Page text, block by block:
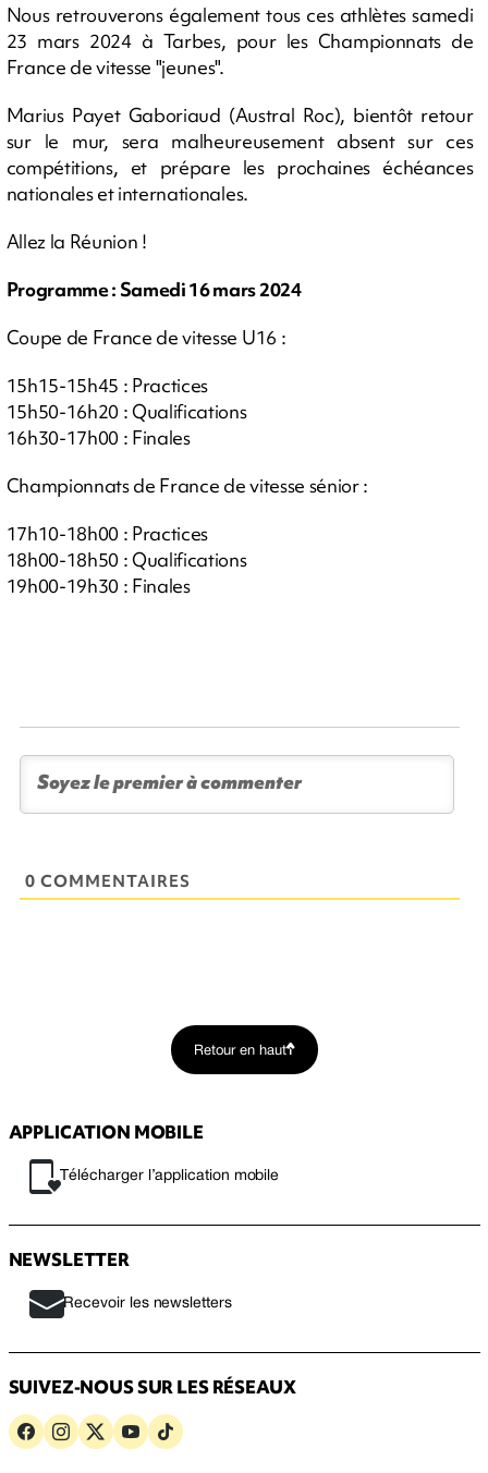
Nous retrouverons également tous ces athlètes samedi
23 mars 2024 à Tarbes, pour les Championnats de
France de vitesse "jeunes".
Marius Payet Gaboriaud (Austral Roc), bientôt retour
sur le mur, sera malheureusement absent sur ces
compétitions, et prépare les prochaines échéances
nationales et internationales.
Allez la Réunion !
Programme : Samedi 16 mars 2024
Coupe de France de vitesse U16 :
15h15-15h45 : Practices
15h50-16h20 : Qualifications
16h30-17h00 : Finales
Championnats de France de vitesse sénior :
17h10-18h00 : Practices
18h00-18h50 : Qualifications
19h00-19h30 : Finales
0 COMMENTAIRES
Retour en haut
APPLICATION MOBILE
Télécharger l’application mobile
NEWSLETTER
Recevoir les newsletters
SUIVEZ-NOUS SUR LES RÉSEAUX